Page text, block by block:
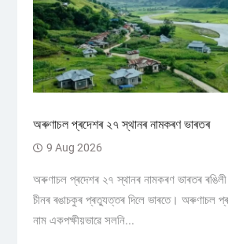
অৰুণাচল প্ৰদেশৰ ২৭ স্থানৰ নামকৰণ ভাৰতৰ
9 Aug 2026
অৰুণাচল প্ৰদেশৰ ২৭ স্থানৰ নামকৰণ ভাৰতৰ ৰঙিলী
চীনৰ ৰঙাচকুৰ প্ৰত্যুত্তৰ দিলে ভাৰতে। অৰুণাচল
নাম একপক্ষীয়ভাৱে সলনি...